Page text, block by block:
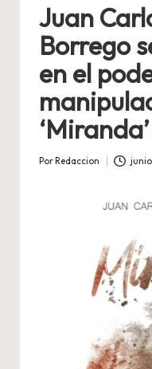
Juan
Borrego
en el
Por Redaccion junio